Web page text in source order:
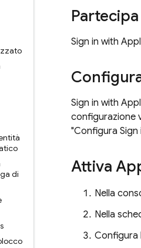
di
Sign in with
Sign in with
configurazione
"Configura Sign
Attiva
Nella
Nella
Configura